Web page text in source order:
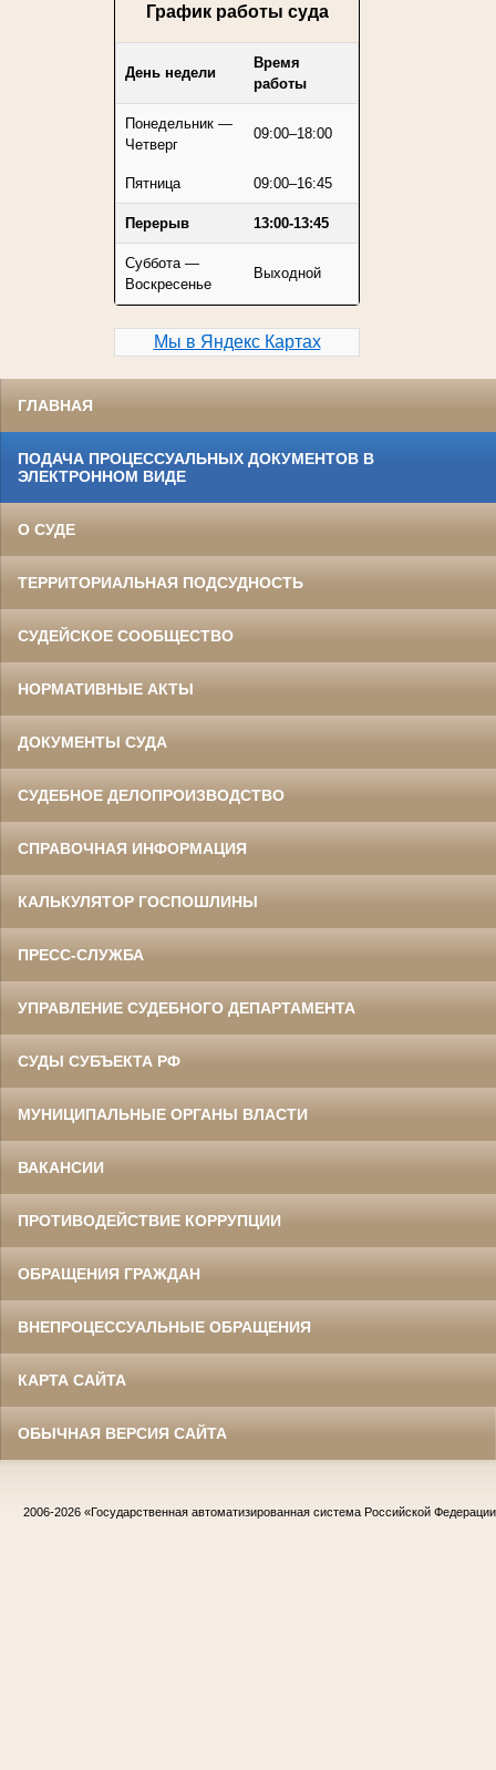
График работы суда
День недели
Время
работы
Понедельник —
Четверг
09:00–18:00
Пятница 09:00–16:45
Перерыв 13:00-13:45
Суббота —
Воскресенье
Выходной
Мы в Яндекс Картах
ГЛАВНАЯ
ПОДАЧА ПРОЦЕССУАЛЬНЫХ ДОКУМЕНТОВ В
ЭЛЕКТРОННОМ ВИДЕ
О СУДЕ
ТЕРРИТОРИАЛЬНАЯ ПОДСУДНОСТЬ
СУДЕЙСКОЕ СООБЩЕСТВО
НОРМАТИВНЫЕ АКТЫ
ДОКУМЕНТЫ СУДА
СУДЕБНОЕ ДЕЛОПРОИЗВОДСТВО
СПРАВОЧНАЯ ИНФОРМАЦИЯ
КАЛЬКУЛЯТОР ГОСПОШЛИНЫ
ПРЕСС-СЛУЖБА
УПРАВЛЕНИЕ СУДЕБНОГО ДЕПАРТАМЕНТА
СУДЫ СУБЪЕКТА РФ
МУНИЦИПАЛЬНЫЕ ОРГАНЫ ВЛАСТИ
ВАКАНСИИ
ПРОТИВОДЕЙСТВИЕ КОРРУПЦИИ
ОБРАЩЕНИЯ ГРАЖДАН
ВНЕПРОЦЕССУАЛЬНЫЕ ОБРАЩЕНИЯ
КАРТА САЙТА
ОБЫЧНАЯ ВЕРСИЯ САЙТА
2006-2026 «Государственная автоматизированная система Российской